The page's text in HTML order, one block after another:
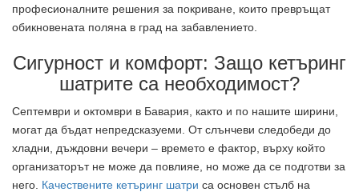
професионалните решения за покриване, които превръщат
обикновената поляна в град на забавлението.
Сигурност и комфорт: Защо кетъринг
шатрите са необходимост?
Септември и октомври в Бавария, както и по нашите ширини,
могат да бъдат непредсказуеми. От слънчеви следобеди до
хладни, дъждовни вечери – времето е фактор, върху който
организаторът не може да повлияе, но може да се подготви за
него. Качествените кетъринг шатри са основен стълб на